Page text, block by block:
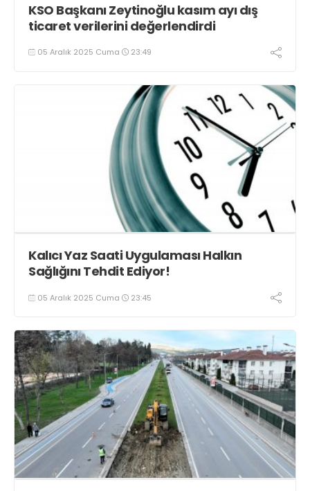
KSO Başkanı Zeytinoğlu kasım ayı dış
ticaret verilerini değerlendirdi
05 Aralık 2025 Cuma 23:49
Kalıcı Yaz Saati Uygulaması Halkın
Sağlığını Tehdit Ediyor!
05 Aralık 2025 Cuma 23:45